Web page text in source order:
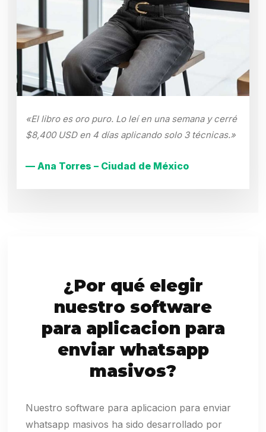
«El libro es oro puro. Lo leí en una semana y cerré
$8,400 USD en 4 días aplicando solo 3 técnicas.»
— Ana Torres – Ciudad de México
¿Por qué elegir
nuestro software
para aplicacion para
enviar whatsapp
masivos?
Nuestro software para aplicacion para enviar
whatsapp masivos ha sido desarrollado por